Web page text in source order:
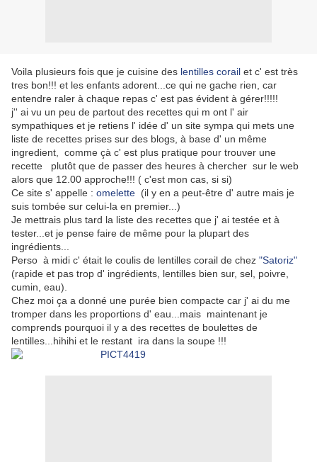
Voila plusieurs fois que je cuisine des lentilles corail et c' est très
tres bon!!! et les enfants adorent...ce qui ne gache rien, car
entendre raler à chaque repas c' est pas évident à gérer!!!!!
j'' ai vu un peu de partout des recettes qui m ont l' air
sympathiques et je retiens l' idée d' un site sympa qui mets une
liste de recettes prises sur des blogs, à base d' un même
ingredient, comme çà c' est plus pratique pour trouver une
recette plutôt que de passer des heures à chercher sur le web
alors que 12.00 approche!!! ( c'est mon cas, si si)
Ce site s' appelle : omelette (il y en a peut-être d' autre mais je
suis tombée sur celui-la en premier...)
Je mettrais plus tard la liste des recettes que j' ai testée et à
tester...et je pense faire de même pour la plupart des
ingrédients...
Perso à midi c' était le coulis de lentilles corail de chez "Satoriz"
(rapide et pas trop d' ingrédients, lentilles bien sur, sel, poivre,
cumin, eau).
Chez moi ça a donné une purée bien compacte car j' ai du me
tromper dans les proportions d' eau...mais maintenant je
comprends pourquoi il y a des recettes de boulettes de
lentilles...hihihi et le restant ira dans la soupe !!!